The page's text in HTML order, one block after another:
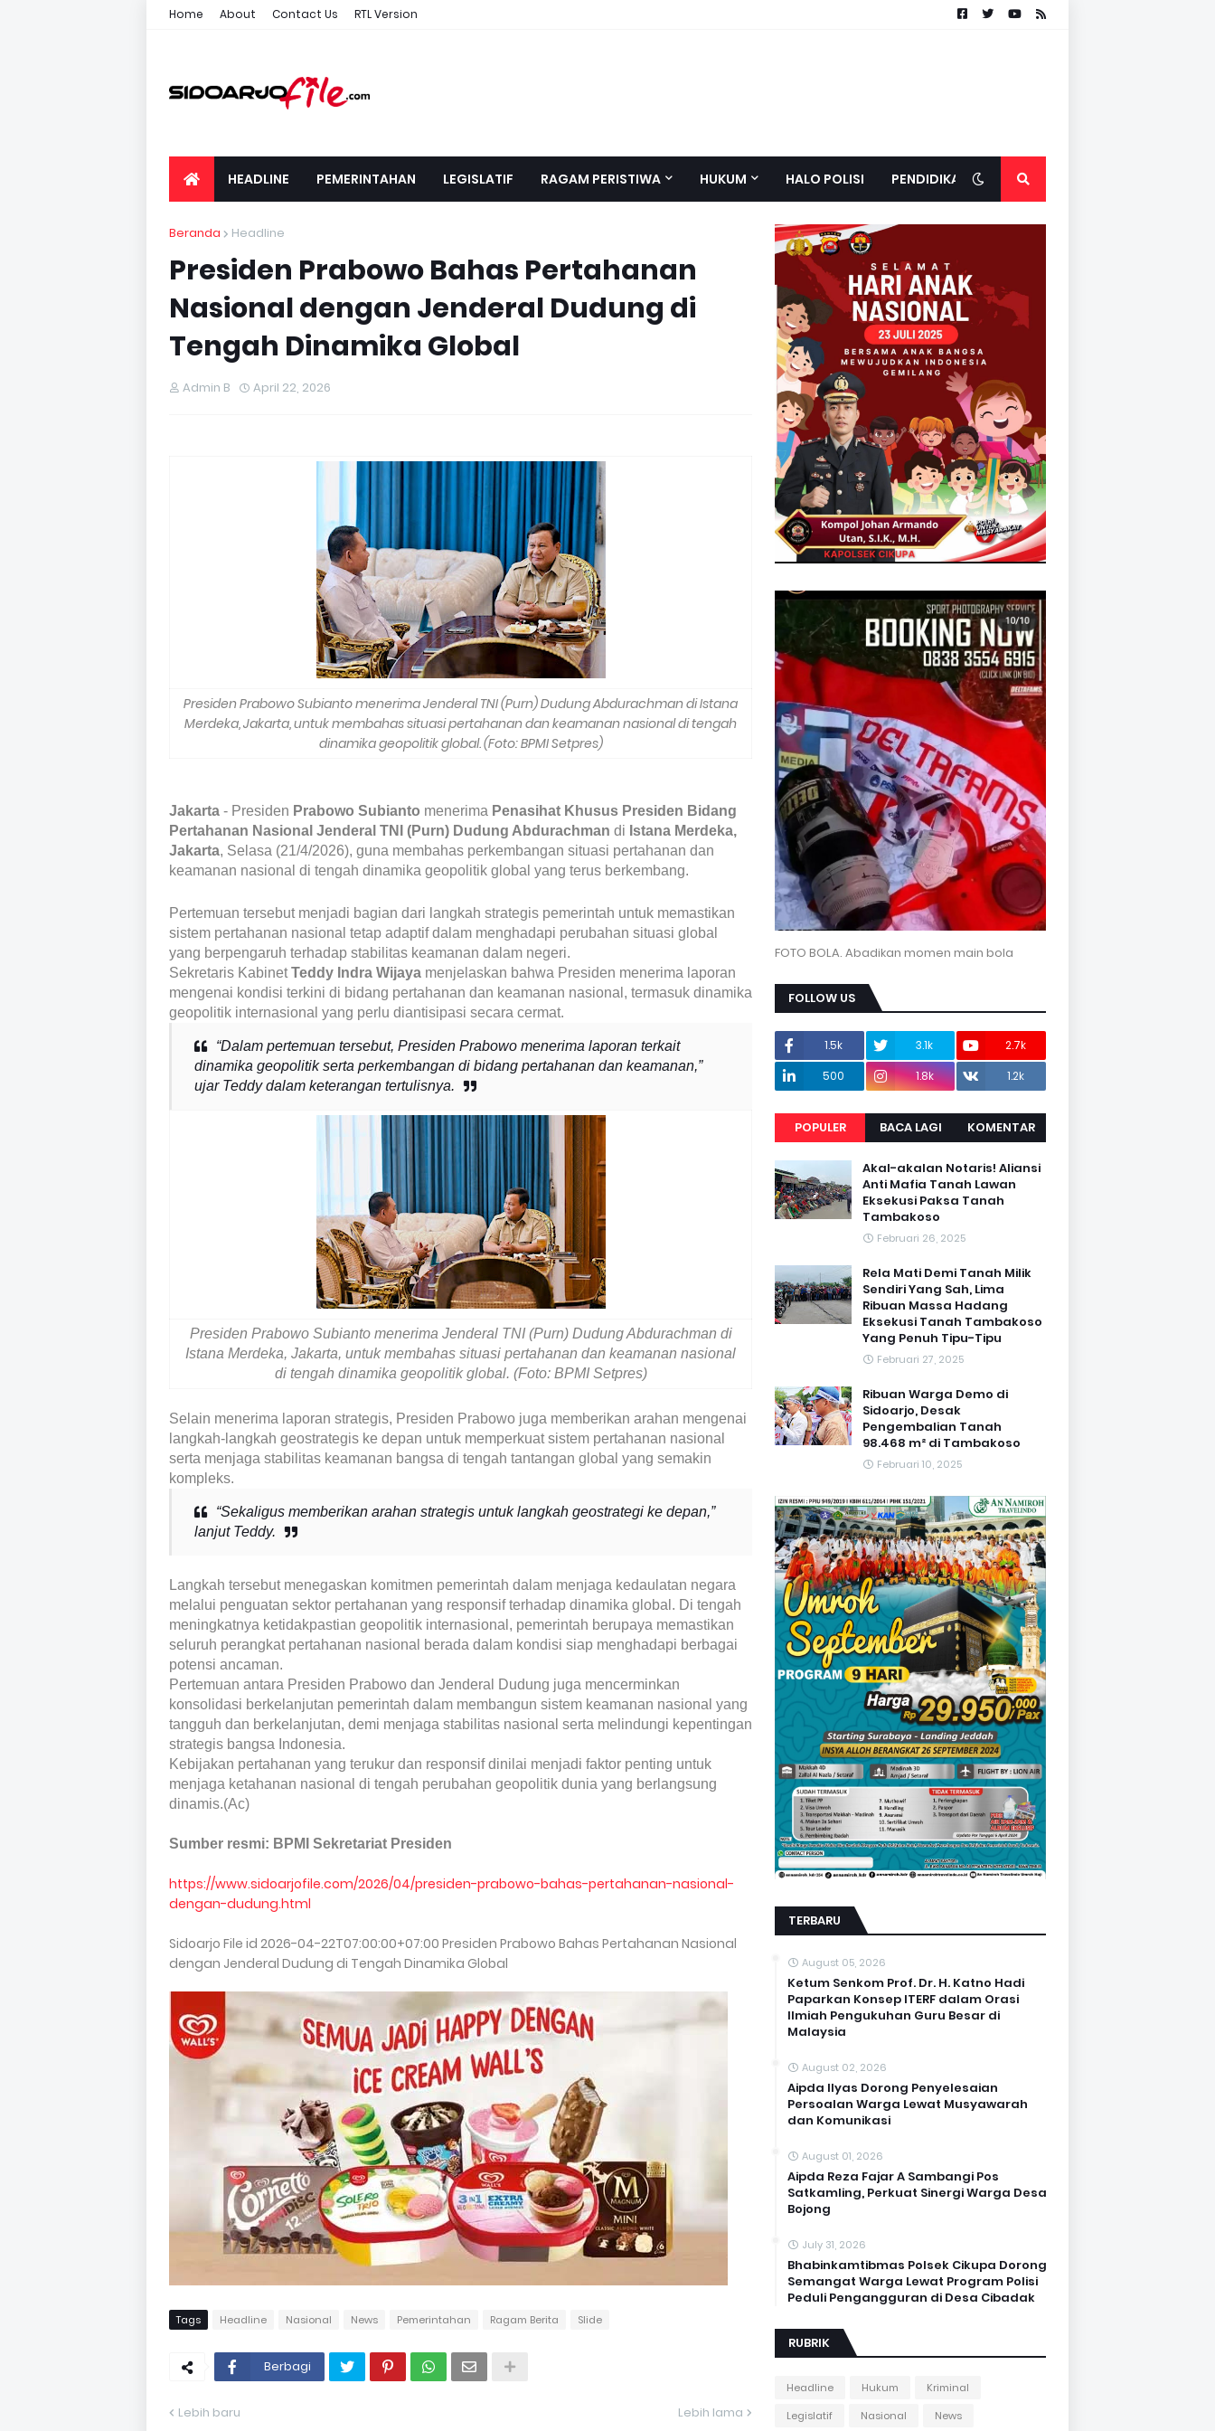
Home About Contact Us RTL Version
HEADLINE PEMERINTAHAN LEGISLATIF RAGAM PERISTIWA HUKUM HALO POLISI PENDIDIKAN
Beranda Headline
Presiden Prabowo Bahas Pertahanan
Nasional dengan Jenderal Dudung di
Tengah Dinamika Global
Admin B April 22, 2026
Presiden Prabowo Subianto menerima Jenderal TNI (Purn) Dudung Abdurachman di Istana
Merdeka, Jakarta, untuk membahas situasi pertahanan dan keamanan nasional di tengah
dinamika geopolitik global.(Foto: BPMI Setpres)
Jakarta - Presiden Prabowo Subianto menerima Penasihat Khusus Presiden Bidang
Pertahanan Nasional Jenderal TNI (Purn) Dudung Abdurachman di Istana Merdeka,
Jakarta, Selasa (21/4/2026), guna membahas perkembangan situasi pertahanan dan
keamanan nasional di tengah dinamika geopolitik global yang terus berkembang.
Pertemuan tersebut menjadi bagian dari langkah strategis pemerintah untuk memastikan
sistem pertahanan nasional tetap adaptif dalam menghadapi perubahan situasi global
yang berpengaruh terhadap stabilitas keamanan dalam negeri.
Sekretaris KabinetTeddy Indra Wijaya menjelaskan bahwa Presiden menerima laporan
mengenai kondisi terkini di bidang pertahanan dan keamanan nasional, termasuk dinamika
geopolitik internasional yang perlu diantisipasi secara cermat.
“Dalam pertemuan tersebut, Presiden Prabowo menerima laporan terkait
dinamika geopolitik serta perkembangan di bidang pertahanan dan keamanan,”
ujar Teddy dalam keterangan tertulisnya.
Presiden Prabowo Subianto menerima Jenderal TNI (Purn) Dudung Abdurachman di
Istana Merdeka, Jakarta, untuk membahas situasi pertahanan dan keamanan nasional
di tengah dinamika geopolitik global. (Foto: BPMI Setpres)
Selain menerima laporan strategis, Presiden Prabowo juga memberikan arahan mengenai
langkah-langkah geostrategis ke depan untuk memperkuat sistem pertahanan nasional
serta menjaga stabilitas keamanan bangsa di tengah tantangan global yang semakin
kompleks.
“Sekaligus memberikan arahan strategis untuk langkah geostrategi ke depan,”
lanjut Teddy.
Langkah tersebut menegaskan komitmen pemerintah dalam menjaga kedaulatan negara
melalui penguatan sektor pertahanan yang responsif terhadap dinamika global. Di tengah
meningkatnya ketidakpastian geopolitik internasional, pemerintah berupaya memastikan
seluruh perangkat pertahanan nasional berada dalam kondisi siap menghadapi berbagai
potensi ancaman.
Pertemuan antara Presiden Prabowo dan Jenderal Dudung juga mencerminkan
konsolidasi berkelanjutan pemerintah dalam membangun sistem keamanan nasional yang
tangguh dan berkelanjutan, demi menjaga stabilitas nasional serta melindungi kepentingan
strategis bangsa Indonesia.
Kebijakan pertahanan yang terukur dan responsif dinilai menjadi faktor penting untuk
menjaga ketahanan nasional di tengah perubahan geopolitik dunia yang berlangsung
dinamis.(Ac)
Sumber resmi: BPMI Sekretariat Presiden
https://www.sidoarjofile.com/2026/04/presiden-prabowo-bahas-pertahanan-nasional-
dengan-dudung.html
Sidoarjo File id 2026-04-22T07:00:00+07:00 Presiden Prabowo Bahas Pertahanan Nasional
dengan Jenderal Dudung di Tengah Dinamika Global
Tags Headline Nasional News Pemerintahan Ragam Berita Slide
Berbagi
Lebih baru Lebih lama
FOTO BOLA. Abadikan momen main bola
FOLLOW US
1.5k 3.1k
2.7k
500
1.8k 1.2k
POPULER BACA LAGI KOMENTAR
Akal-akalan Notaris! Aliansi
Anti Mafia Tanah Lawan
Eksekusi Paksa Tanah
Tambakoso
Februari 26, 2025
Rela Mati Demi Tanah Milik
Sendiri Yang Sah, Lima
Ribuan Massa Hadang
Eksekusi Tanah Tambakoso
Yang Penuh Tipu-Tipu
Februari 27, 2025
Ribuan Warga Demo di
Sidoarjo, Desak
Pengembalian Tanah
98.468 m² di Tambakoso
Februari 10, 2025
TERBARU
August 05, 2026
Ketum Senkom Prof. Dr. H. Katno Hadi
Paparkan Konsep ITERF dalam Orasi
Ilmiah Pengukuhan Guru Besar di
Malaysia
August 02, 2026
Aipda Ilyas Dorong Penyelesaian
Persoalan Warga Lewat Musyawarah
dan Komunikasi
August 01, 2026
Aipda Reza Fajar A Sambangi Pos
Satkamling, Perkuat Sinergi Warga Desa
Bojong
July 31, 2026
Bhabinkamtibmas Polsek Cikupa Dorong
Semangat Warga Lewat Program Polisi
Peduli Pengangguran di Desa Cibadak
RUBRIK
Headline Hukum
Kriminal
Legislatif
Nasional News